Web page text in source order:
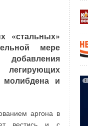
«стальных»
мере
молибдена и
аргона в
в здесь важную
с
счетчиками.
для
снизить
эффект
расходов на
и определения